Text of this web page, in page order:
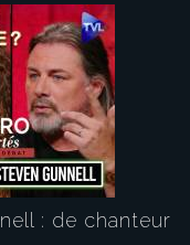
: de chanteur